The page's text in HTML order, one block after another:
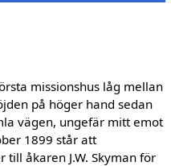
missionshus låg mellan
på höger hand sedan
vägen, ungefär mitt emot
1899 står att
till åkaren J.W. Skyman för